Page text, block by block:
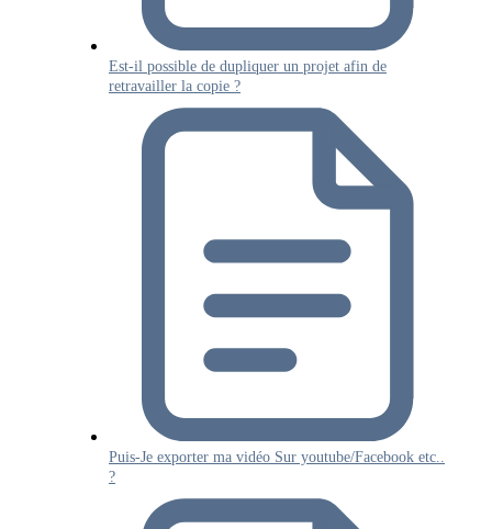
Est-il possible de dupliquer un projet afin de
retravailler la copie ?
Puis-Je exporter ma vidéo Sur youtube/Facebook etc..
?